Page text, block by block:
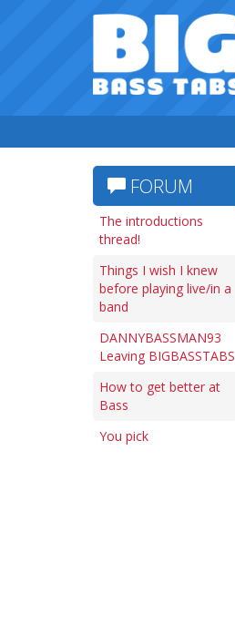
FORUM
The introductions
thread!
Things I wish I knew
before playing live/in a
band
DANNYBASSMAN93
Leaving BIGBASSTABS
How to get better at
Bass
You pick